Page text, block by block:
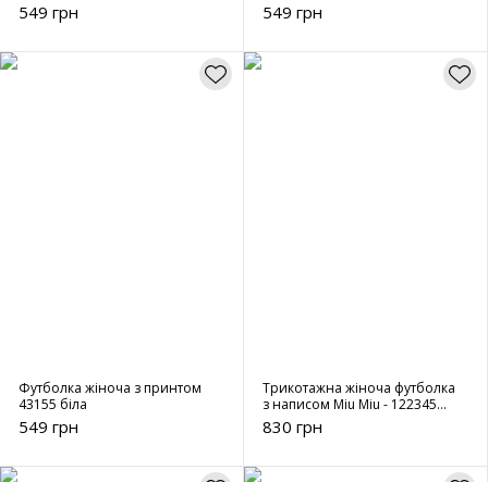
549 грн 549 грн
Футболка жіноча з принтом
43155 біла
549 грн
Трикотажна жіноча футболка
з написом Miu Miu - 122345
чорна
830 грн